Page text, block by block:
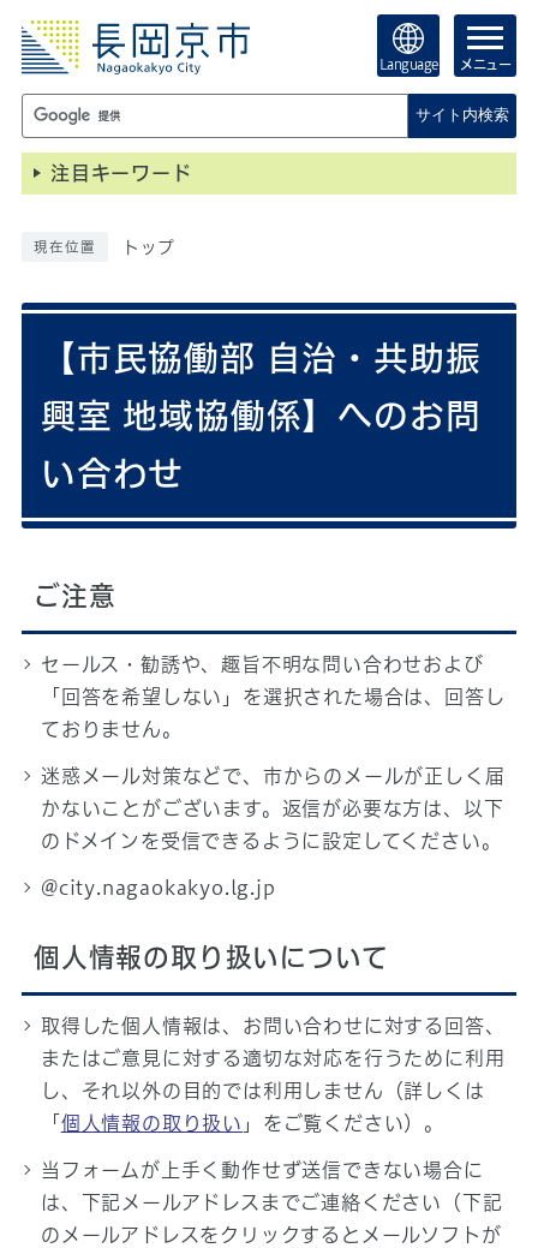
Language メニュー
サイト内検索
注目キーワード
現在位置 トップ
【市民協働部 自治・共助振
興室 地域協働係】へのお問
い合わせ
ご注意
セールス・勧誘や、趣旨不明な問い合わせおよび
「回答を希望しない」を選択された場合は、回答し
ておりません。
迷惑メール対策などで、市からのメールが正しく届
かないことがございます。返信が必要な方は、以下
のドメインを受信できるように設定してください。
@city.nagaokakyo.lg.jp
個人情報の取り扱いについて
取得した個人情報は、お問い合わせに対する回答、
またはご意見に対する適切な対応を行うために利用
し、それ以外の目的では利用しません（詳しくは
「 個人情報の取り扱い 」をご覧ください）。
当フォームが上手く動作せず送信できない場合に
は、下記メールアドレスまでご連絡ください（下記
のメールアドレスをクリックするとメールソフトが